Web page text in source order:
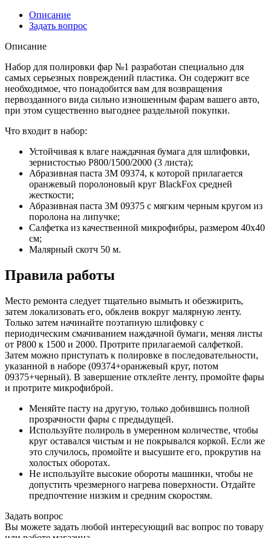
Описание
Задать вопрос
Описание
Набор для полировки фар №1 разработан специально для
самых серьезных повреждений пластика. Он содержит все
необходимое, что понадобится вам для возвращения
первозданного вида сильно изношенным фарам вашего авто,
при этом существенно выгоднее раздельной покупки.
Что входит в набор:
Устойчивая к влаге наждачная бумага для шлифовки,
зернистостью Р800/1500/2000 (3 листа);
Абразивная паста 3М 09374, к которой прилагается
оранжевый поролоновый круг BlackFox средней
жесткости;
Абразивная паста 3М 09375 с мягким черным кругом из
поролона на липучке;
Салфетка из качественной микрофибры, размером 40х40
см;
Малярный скотч 50 м.
Правила работы
Место ремонта следует тщательно вымыть и обезжирить,
затем локализовать его, обклеив вокруг малярную ленту.
Только затем начинайте поэтапную шлифовку с
периодическим смачиванием наждачной бумаги, меняя листы
от Р800 к 1500 и 2000. Протрите прилагаемой салфеткой.
Затем можно приступать к полировке в последовательности,
указанной в наборе (09374+оранжевый круг, потом
09375+черный). В завершение отклейте ленту, промойте фары
и протрите микрофиброй.
Меняйте пасту на другую, только добившись полной
прозрачности фары с предыдущей.
Используйте полироль в умеренном количестве, чтобы
круг оставался чистым и не покрывался коркой. Если же
это случилось, промойте и высушите его, прокрутив на
холостых оборотах.
Не используйте высокие обороты машинки, чтобы не
допустить чрезмерного нагрева поверхности. Отдайте
предпочтение низким и средним скоростям.
Задать вопрос
Вы можете задать любой интересующий вас вопрос по товару